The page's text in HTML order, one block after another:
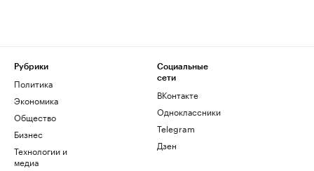
Рубрики
Политика
Экономика
Общество
Бизнес
Технологии и
медиа
Социальные
сети
ВКонтакте
Одноклассники
Telegram
Дзен